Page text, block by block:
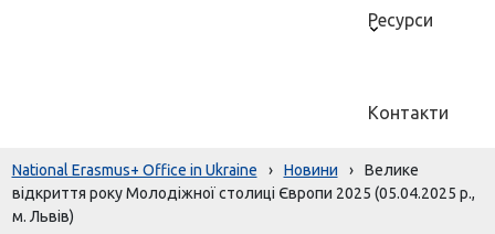
Ресурси
Контакти
National Erasmus+ Office in Ukraine › Новини ›
Велике
відкриття року Молодіжної столиці Європи 2025 (05.04.2025 р.,
м. Львів)